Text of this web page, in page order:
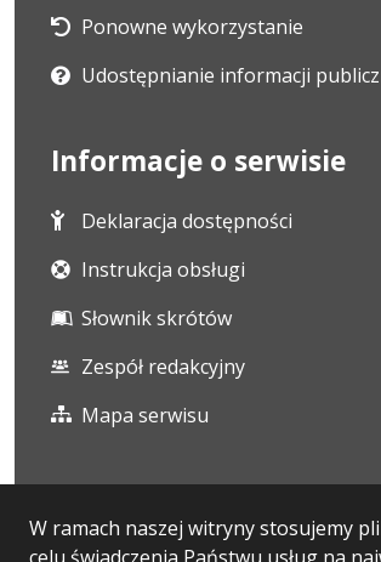
W ramach naszej witryny stosujemy
Ponowne wykorzystanie
Udostępnianie informacji
Informacje o serwisie
Deklaracja dostępności
Instrukcja obsługi
Słownik skrótów
Zespół redakcyjny
Mapa serwisu